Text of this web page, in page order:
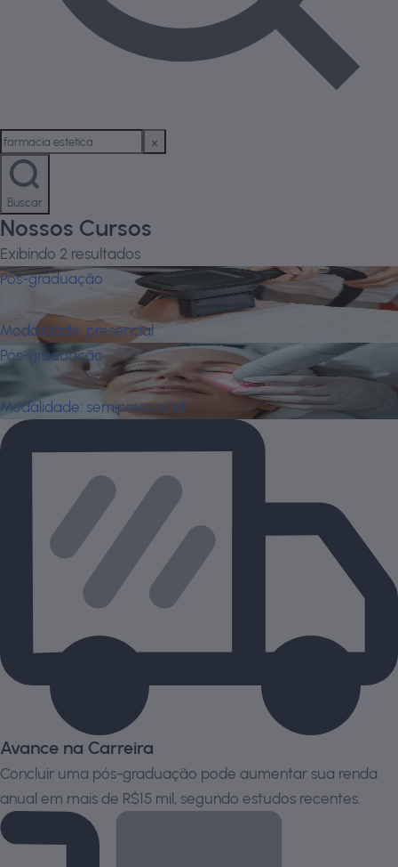
Buscar
Nossos Cursos
Exibindo 2 resultados
Pós-graduação
Farmácia Estética
Modalidade: presencial
Pós-graduação
Farmácia Estética
Modalidade: semipresencial
Avance na Carreira
Concluir uma pós-graduação pode aumentar sua renda
anual em mais de R$15 mil, segundo estudos recentes.